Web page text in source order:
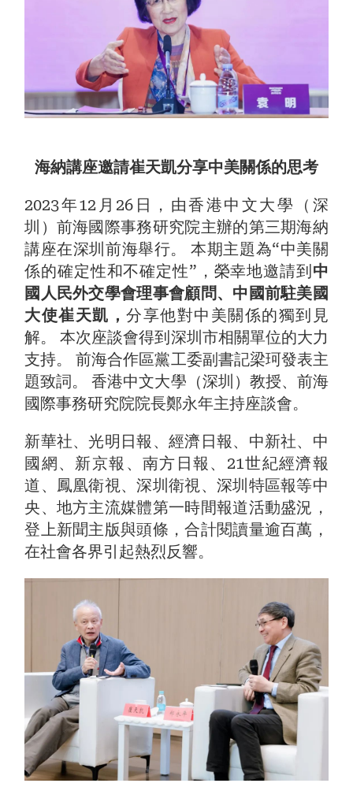
海納講座邀請崔天凱分享中美關係的思考
2023年12月26日，由香港中文大學（深
圳）前海國際事務研究院主辦的第三期海納
講座在深圳前海舉行。 本期主題為“中美關
係的確定性和不確定性”，榮幸地邀請到 中
國人民外交學會理事會顧問、中國前駐美國
大使崔天凱，分享他對中美關係的獨到見
解。 本次座談會得到深圳市相關單位的大力
支持。 前海合作區黨工委副書記梁珂發表主
題致詞。 香港中文大學（深圳）教授、前海
國際事務研究院院長鄭永年主持座談會。
新華社、光明日報、經濟日報、中新社、中
國網、新京報、南方日報、21世紀經濟報
道、鳳凰衛視、深圳衛視、深圳特區報等中
央、地方主流媒體第一時間報道活動盛況，
登上新聞主版與頭條，合計閱讀量逾百萬，
在社會各界引起熱烈反響。